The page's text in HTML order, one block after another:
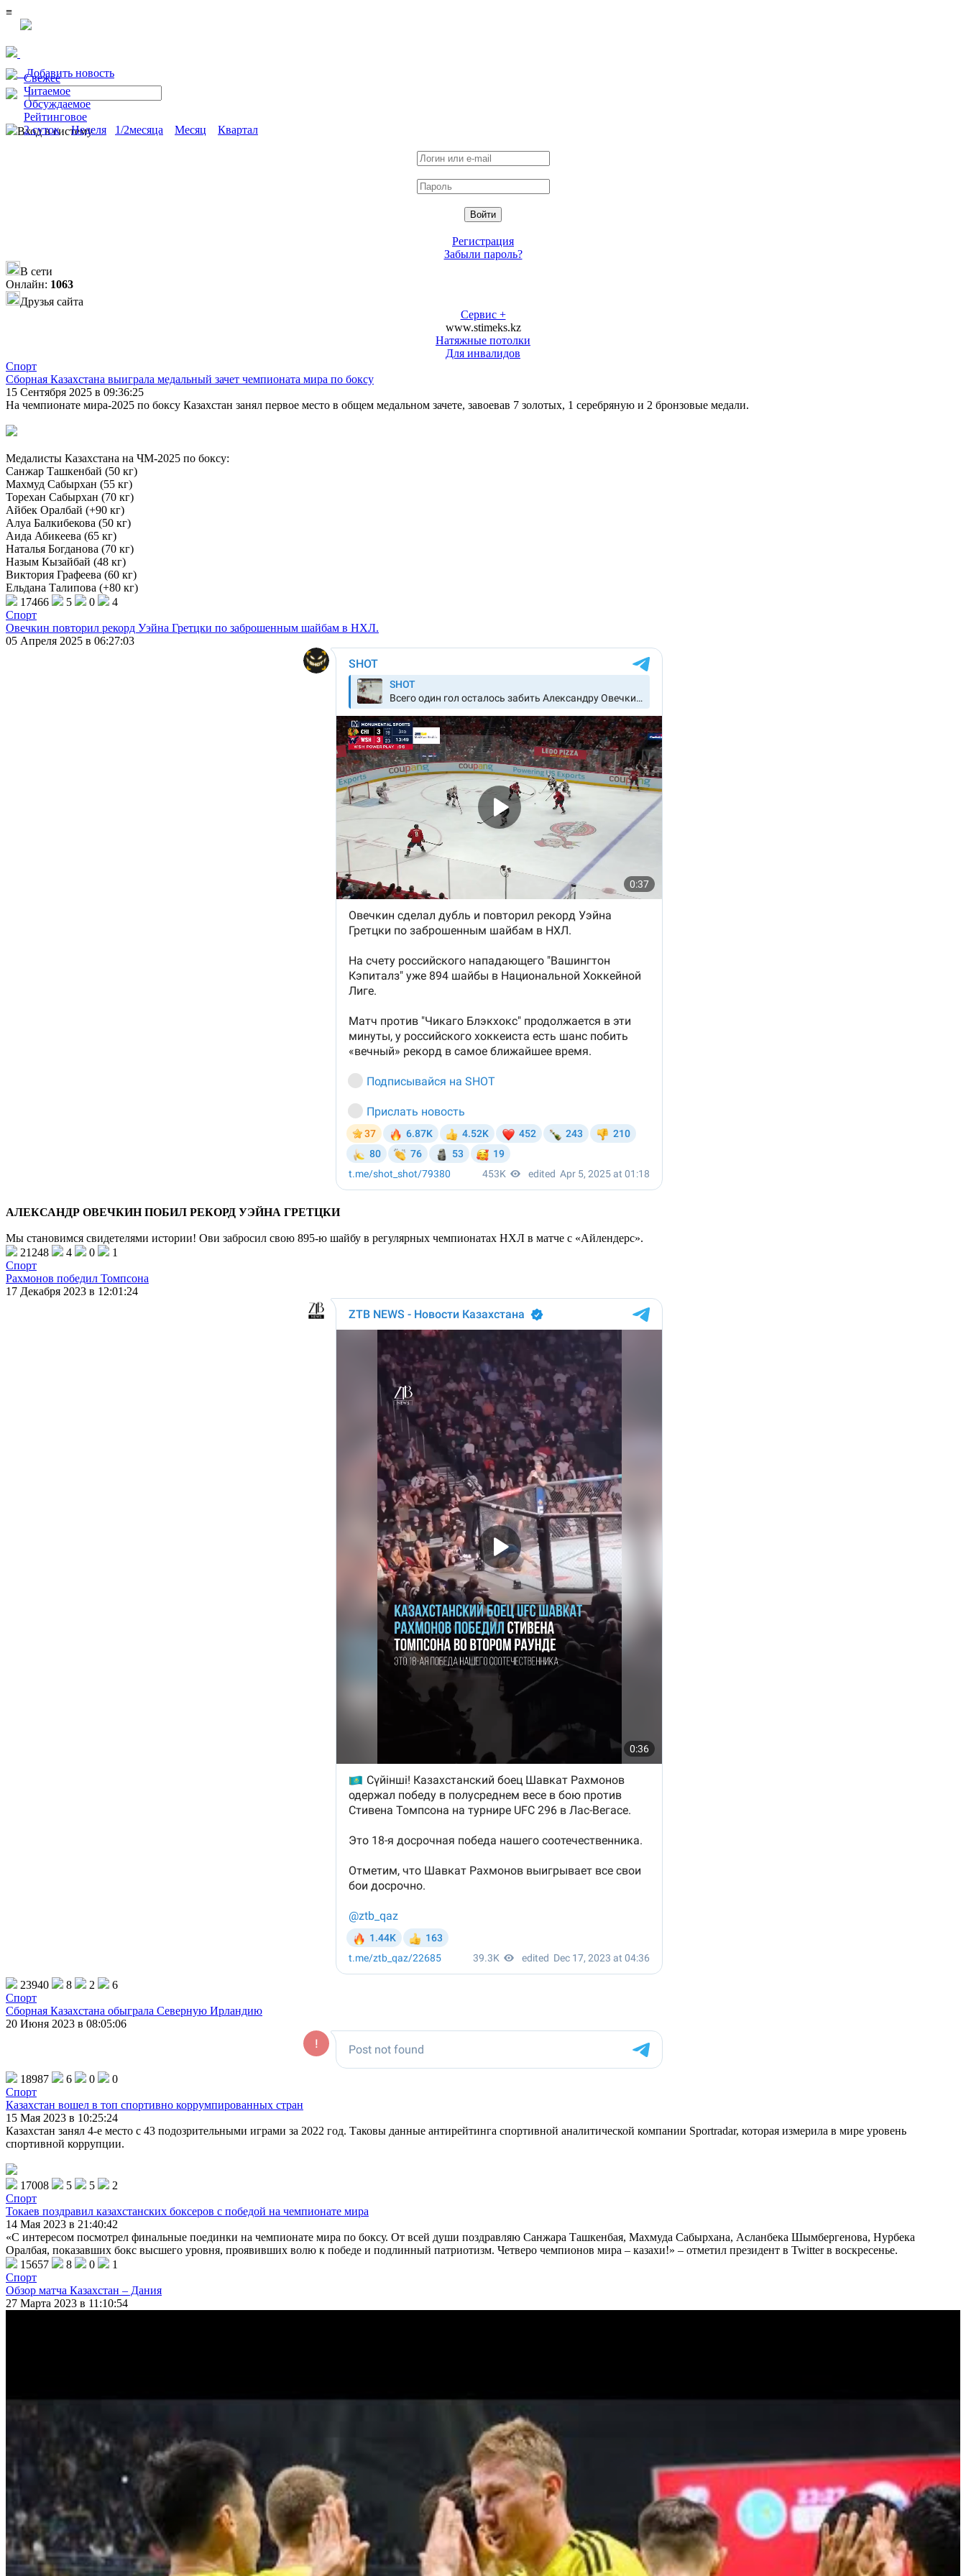
≡
Добавить новость
Вход в систему
Регистрация
Забыли пароль?
В сети
Онлайн: 1063
Друзья сайта
Сервис +
www.stimeks.kz
Натяжные потолки
Для инвалидов
Свежее
Читаемое
Обсуждаемое
Рейтинговое
2 суток
Неделя 1/2месяца Месяц Квартал
Спорт
Сборная Казахстана выиграла медальный зачет чемпионата мира по боксу
15 Сентября 2025 в 09:36:25
На чемпионате мира-2025 по боксу Казахстан занял первое место в общем медальном зачете, завоевав 7 золотых, 1 серебряную и 2 бронзовые медали.
Медалисты Казахстана на ЧМ-2025 по боксу:
Санжар Ташкенбай (50 кг)
Махмуд Сабырхан (55 кг)
Торехан Сабырхан (70 кг)
Айбек Оралбай (+90 кг)
Алуа Балкибекова (50 кг)
Аида Абикеева (65 кг)
Наталья Богданова (70 кг)
Назым Кызайбай (48 кг)
Виктория Графеева (60 кг)
Ельдана Талипова (+80 кг)
17466
5 0
4
Спорт
Овечкин повторил рекорд Уэйна Гретцки по заброшенным шайбам в НХЛ.
05 Апреля 2025 в 06:27:03
АЛЕКСАНДР ОВЕЧКИН ПОБИЛ РЕКОРД УЭЙНА ГРЕТЦКИ
Мы становимся свидетелями истории! Ови забросил свою 895-ю шайбу в регулярных чемпионатах НХЛ в матче с «Айлендерс».
21248
4 0
1
Спорт
Рахмонов победил Томпсона
17 Декабря 2023 в 12:01:24
23940 8 2
6
Спорт
Сборная Казахстана обыграла Северную Ирландию
20 Июня 2023 в 08:05:06
18987 6 0
0
Спорт
Казахстан вошел в топ спортивно коррумпированных стран
15 Мая 2023 в 10:25:24
Казахстан занял 4-е место с 43 подозрительными играми за 2022 год. Таковы данные антирейтинга спортивной аналитической компании Sportradar, которая измерила в мире уровень
спортивной коррупции.
17008 5 5
2
Спорт
Токаев поздравил казахстанских боксеров с победой на чемпионате мира
14 Мая 2023 в 21:40:42
«С интересом посмотрел финальные поединки на чемпионате мира по боксу. От всей души поздравляю Санжара Ташкенбая, Махмуда Сабырхана, Асланбека Шымбергенова, Нурбека
Оралбая, показавших бокс высшего уровня, проявивших волю к победе и подлинный патриотизм. Четверо чемпионов мира – казахи!» – отметил президент в Twitter в воскресенье.
15657
8 0
1
Спорт
Обзор матча Казахстан – Дания
27 Марта 2023 в 11:10:54